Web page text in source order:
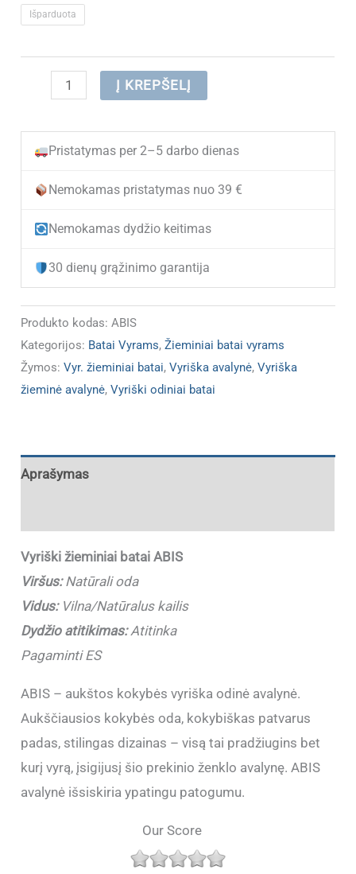
Išparduota
produkto
(IŠPARDUOTA)
odiniai
žieminiai
ABIS
Į KREPŠELĮ
Pristatymas per 2–5 darbo dienas
Nemokamas pristatymas nuo 39 €
Nemokamas dydžio keitimas
30 dienų grąžinimo garantija
Produkto kodas:ABIS
Kategorijos: Batai Vyrams,Žieminiai batai vyrams
Žymos:Vyr. žieminiai batai,Vyriška avalynė,Vyriška
žieminė avalynė,Vyriški odiniai batai
Aprašymas
Vyriški žieminiai batai ABIS
Viršus:Natūrali oda
Vidus:Vilna/Natūralus kailis
Dydžio atitikimas:Atitinka
Pagaminti ES
ABIS – aukštos kokybės vyriška odinė avalynė.
Aukščiausios kokybės oda, kokybiškas patvarus
padas, stilingas dizainas – visą tai pradžiugins bet
kurį vyrą, įsigijusį šio prekinio ženklo avalynę. ABIS
avalynė išsiskiria ypatingu patogumu.
Our Score